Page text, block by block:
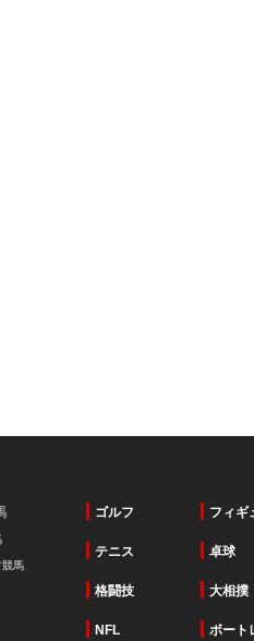
競馬
ゴルフ フィギ
テニス 卓球
格闘技 大相撲
NFL ボート